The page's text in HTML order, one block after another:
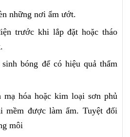
những nơi ẩm ướt.
trước khi lắp đặt hoặc tháo
bóng để có hiệu quả thẩm
mạ hóa hoặc kim loại sơn phủ
mềm được làm ẩm. Tuyệt đối
môi